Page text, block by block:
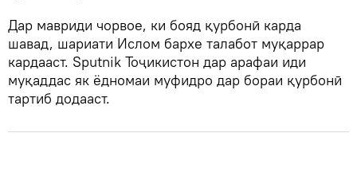
Дар мавриди чорвое, ки бояд қурбонӣ карда
шавад, шариати Ислом бархе талабот муқаррар
кардааст. Sputnik Тоҷикистон дар арафаи иди
муқаддас як ёдномаи муфидро дар бораи қурбонӣ
тартиб додааст.